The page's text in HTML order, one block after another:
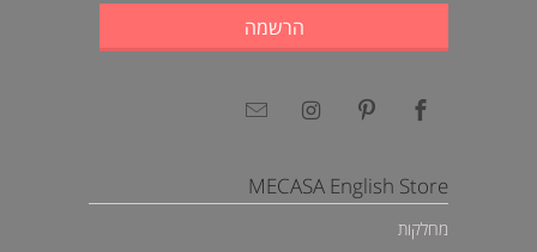
MECASA English Store
מחלקות